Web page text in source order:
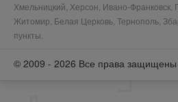
Хмельницкий, Херсон, Ивано-Франковск,
Житомир, Белая Церковь, Тернополь,
пункты.
© 2009 - 2026 Все права защищены